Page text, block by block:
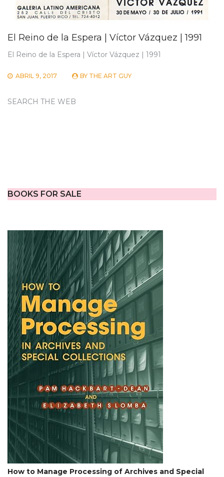
El Reino de la Espera | Víctor Vázquez | 1991
El Reino de la Espera | Víctor Vázquez | 1991
ABRIL 9, 2017 BY THE ART GUY
SEARCH THE WEB
BOOKS FOR SALE
How to Manage Processing of Archives and Special